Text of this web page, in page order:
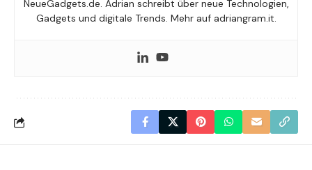
NeueGadgets.de. Adrian schreibt über neue Technologien,
Gadgets und digitale Trends. Mehr auf adriangram.it.